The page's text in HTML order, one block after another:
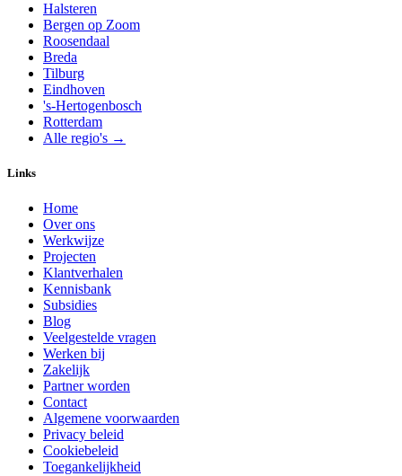
Halsteren
Bergen op Zoom
Roosendaal
Breda
Tilburg
Eindhoven
's-Hertogenbosch
Rotterdam
Alle regio's →
Links
Home
Over ons
Werkwijze
Projecten
Klantverhalen
Kennisbank
Subsidies
Blog
Veelgestelde vragen
Werken bij
Zakelijk
Partner worden
Contact
Algemene voorwaarden
Privacy beleid
Cookiebeleid
Toegankelijkheid